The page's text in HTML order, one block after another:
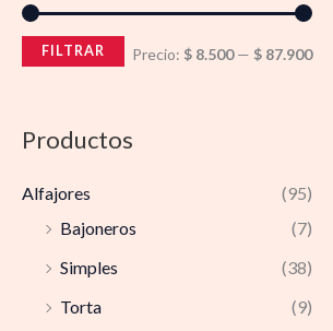
FILTRAR Precio: $ 8.500— $ 87.900
Productos
Alfajores
(95)
Bajoneros
(7)
Simples
(38)
Torta
(9)